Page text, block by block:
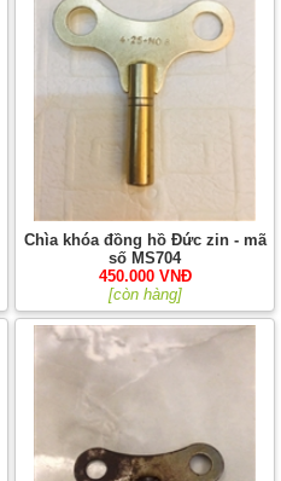
Chìa khóa đồng hồ Đức zin - mã
số MS704
450.000 VNĐ
[còn hàng]